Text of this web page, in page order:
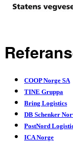
COOP Norge SA
TINE Gruppa
Bring Logistics
DB Schenker
PostNord
ICA Norge